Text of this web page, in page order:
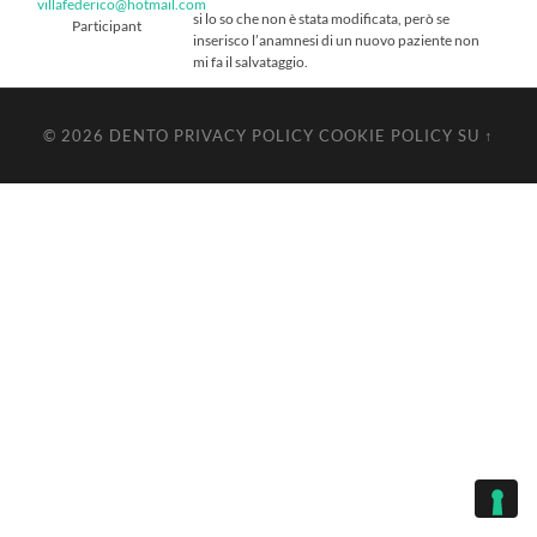
villafederico@hotmail.com
Participant
si lo so che non è stata modificata, però se
inserisco l’anamnesi di un nuovo paziente non
mi fa il salvataggio.
© 2026 DENTO PRIVACY POLICY COOKIE POLICY SU ↑